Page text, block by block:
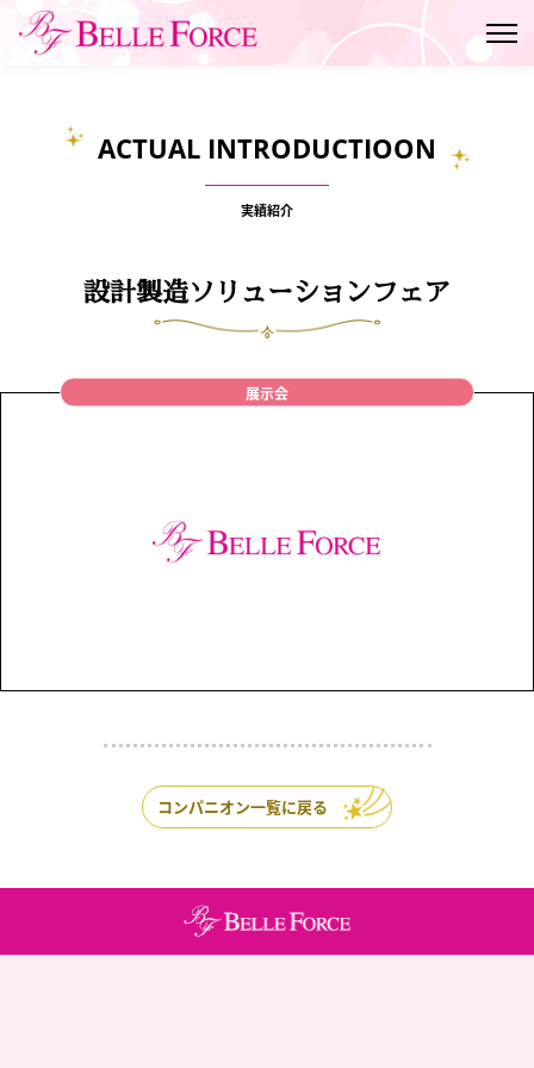
ACTUAL INTRODUCTIOON
実績紹介
設計製造ソリューションフェア
展示会
コンパニオン一覧に戻る